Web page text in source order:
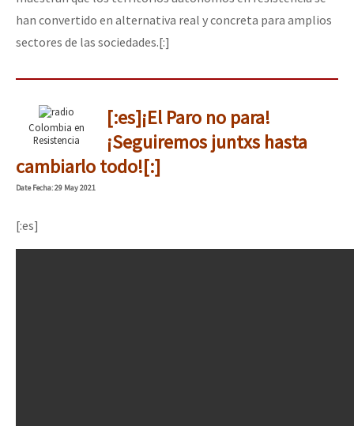
han convertido en alternativa real y concreta para amplios
sectores de las sociedades.[:]
Colombia en
Resistencia
[:es]¡El Paro no para!
¡Seguiremos juntxs hasta
cambiarlo todo![:]
DateFecha: 29 May 2021
[:es]